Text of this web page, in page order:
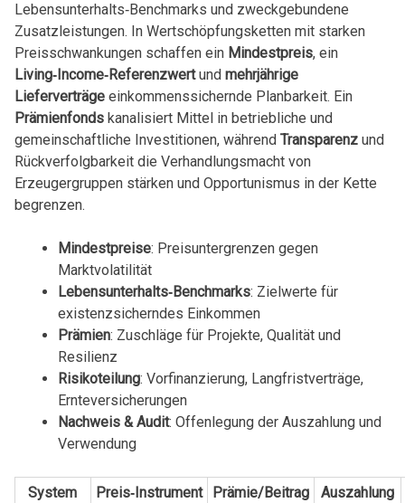
Lebensunterhalts‑Benchmarks und zweckgebundene
Zusatzleistungen. In Wertschöpfungsketten mit starken
Preisschwankungen schaffen ein Mindestpreis, ein
Living‑Income‑Referenzwertund mehrjährige
Lieferverträgeeinkommenssichernde Planbarkeit. Ein
Prämienfondskanalisiert Mittel in betriebliche und
gemeinschaftliche Investitionen, während Transparenzund
Rückverfolgbarkeit die Verhandlungsmacht von
Erzeugergruppen stärken und Opportunismus in der Kette
begrenzen.
Mindestpreise: Preisuntergrenzen gegen
Marktvolatilität
Lebensunterhalts‑Benchmarks: Zielwerte für
existenzsicherndes Einkommen
Prämien: Zuschläge für Projekte, Qualität und
Resilienz
Risikoteilung: Vorfinanzierung, Langfristverträge,
Ernteversicherungen
Nachweis & Audit: Offenlegung der Auszahlung und
Verwendung
System Preis‑Instrument Prämie/Beitrag
Auszahlung